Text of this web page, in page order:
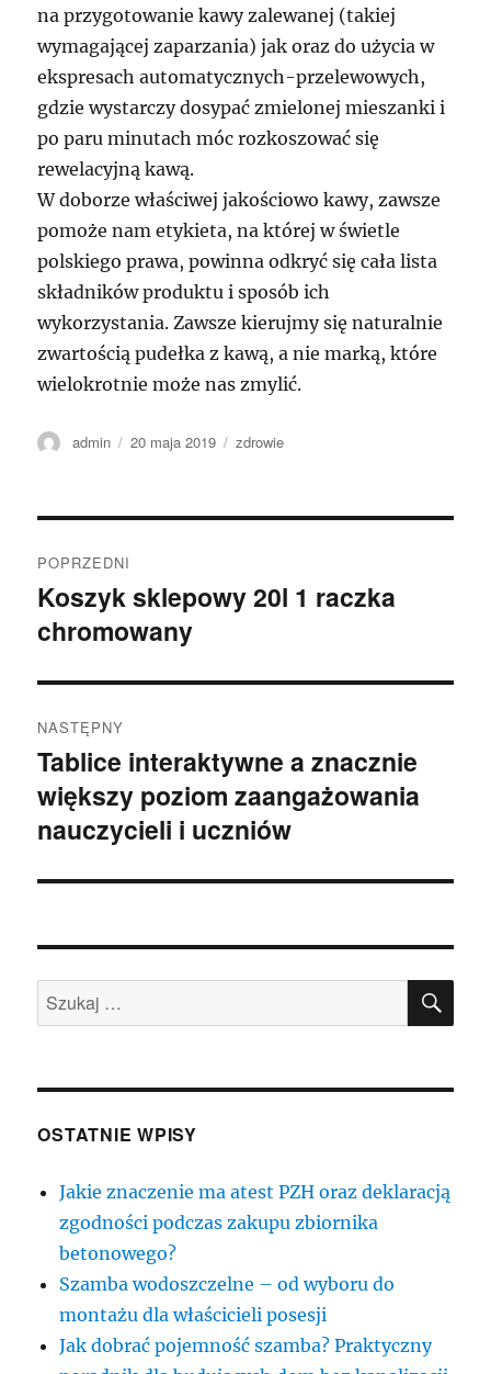
na przygotowanie kawy zalewanej (takiej
wymagającej zaparzania) jak oraz do użycia w
ekspresach automatycznych-przelewowych,
gdzie wystarczy dosypać zmielonej mieszanki i
po paru minutach móc rozkoszować się
rewelacyjną kawą.
W doborze właściwej jakościowo kawy, zawsze
pomoże nam etykieta, na której w świetle
polskiego prawa, powinna odkryć się cała lista
składników produktu i sposób ich
wykorzystania. Zawsze kierujmy się naturalnie
zwartością pudełka z kawą, a nie marką, które
wielokrotnie może nas zmylić.
Autor
admin
Data
20 maja 2019 Kategorie
zdrowie
wpisu
POPRZEDNI
Poprzedni
wpis:
Koszyk sklepowy 20l 1 raczka
chromowany
NASTĘPNY
Następny
wpis:
Tablice interaktywne a znacznie
większy poziom zaangażowania
nauczycieli i uczniów
Szukaj:
OSTATNIE WPISY
Jakie znaczenie ma atest PZH oraz deklaracją
zgodności podczas zakupu zbiornika
betonowego?
Szamba wodoszczelne – od wyboru do
montażu dla właścicieli posesji
Jak dobrać pojemność szamba? Praktyczny